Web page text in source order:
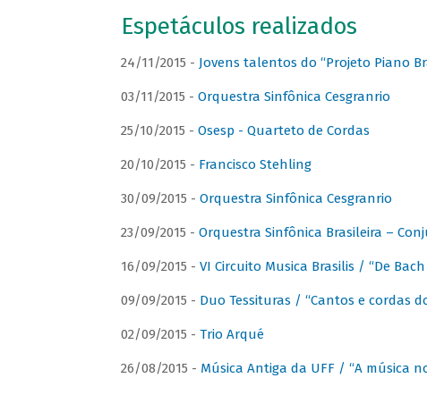
Espetáculos realizados
24/11/2015 - Jovens talentos do “Projeto Piano
03/11/2015 - Orquestra Sinfônica Cesgranrio
25/10/2015 - Osesp - Quarteto de Cordas
20/10/2015 - Francisco Stehling
30/09/2015 - Orquestra Sinfônica Cesgranrio
23/09/2015 - Orquestra Sinfônica Brasileira –
16/09/2015 - VI Circuito Musica Brasilis / “De
09/09/2015 - Duo Tessituras / “Cantos e cordas
02/09/2015 - Trio Arqué
26/08/2015 - Música Antiga da UFF / “A música